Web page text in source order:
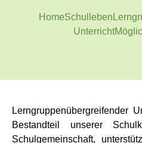
HomeSchulleben
Unterricht
Lerngruppenübergreifender
Bestandteil unserer
Schulgemeinschaft,